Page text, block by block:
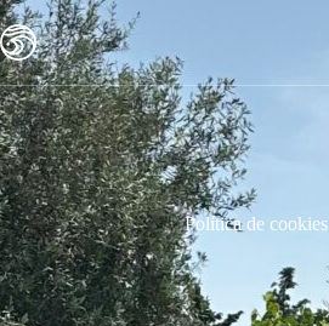
Saltar
al
contenido
Política de cookies